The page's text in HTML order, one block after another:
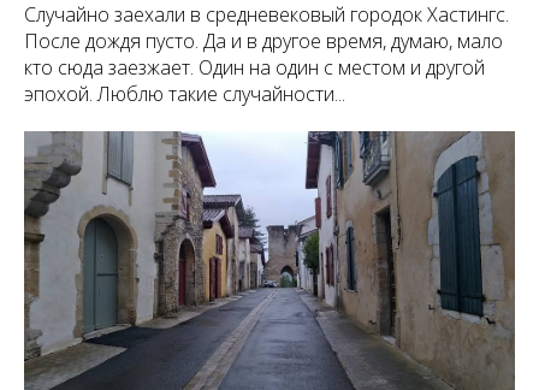
Случайно заехали в средневековый городок Хастингс.
После дождя пусто. Да и в другое время, думаю, мало
кто сюда заезжает. Один на один с местом и другой
эпохой. Люблю такие случайности...